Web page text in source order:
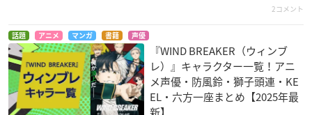
2コメント
話題 アニメ マンガ 書籍 声優
『WIND BREAKER（ウィンブ
レ）』キャラクター一覧！アニ
メ声優・防風鈴・獅子頭連・KE
EL・六方一座まとめ【2025年最
新】